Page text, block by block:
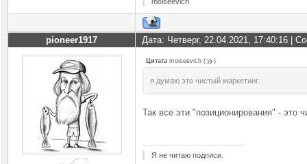
pioneer1917 Дата: Четверг, 22.04.2021, 17:40:16 |
Цитата moiseevich ( )
я думаю это чистый маркетинг.
Так все эти "позиционирования" - это
Я не читаю подписи.